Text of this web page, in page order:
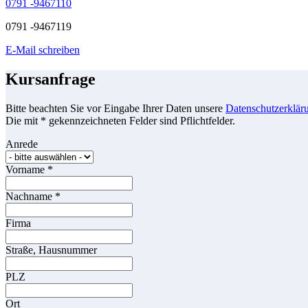
0791 -9467110
0791 -9467119
E-Mail schreiben
Kursanfrage
Bitte beachten Sie vor Eingabe Ihrer Daten unsere
Die mit * gekennzeichneten Felder sind Pflichtfelder.
Anrede
Vorname *
Nachname *
Firma
Straße, Hausnummer
PLZ
Ort